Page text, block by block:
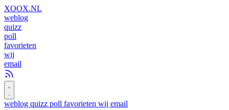
XOOX.NL
weblog
quizz
poll
favorieten
wij
email
weblog quizz poll favorieten wij email